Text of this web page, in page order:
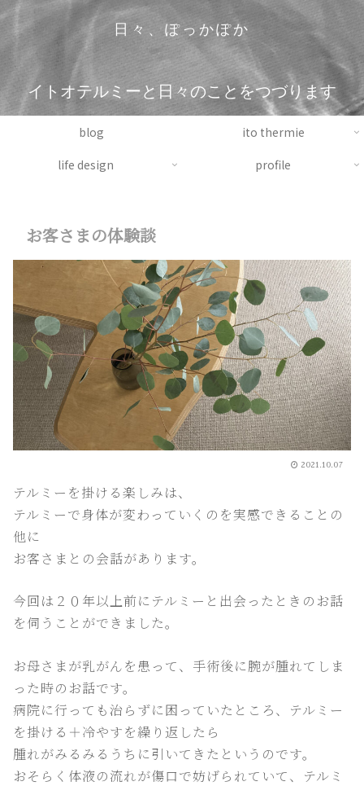
日々、ぽっかぽか
イトオテルミーと日々のことをつづります
blog
ito thermie
life design
profile
お客さまの体験談
2021.10.07
テルミーを掛ける楽しみは、
テルミーで身体が変わっていくのを実感できることの
他に
お客さまとの会話があります。
今回は２０年以上前にテルミーと出会ったときのお話
を伺うことができました。
お母さまが乳がんを患って、手術後に腕が腫れてしま
った時のお話です。
病院に行っても治らずに困っていたところ、テルミー
を掛ける＋冷やすを繰り返したら
腫れがみるみるうちに引いてきたというのです。
おそらく体液の流れが傷口で妨げられていて、テルミ